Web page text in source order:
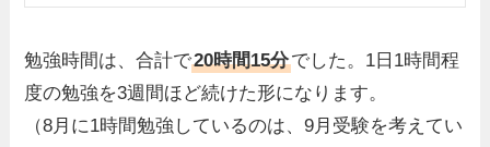
勉強時間は、合計で20時間15分でした。1日1時間程
度の勉強を3週間ほど続けた形になります。
（8月に1時間勉強しているのは、9月受験を考えてい